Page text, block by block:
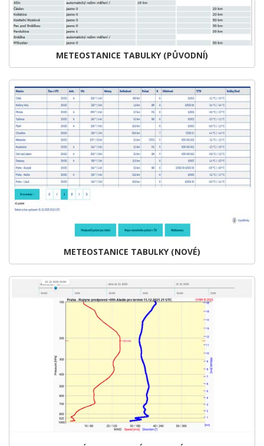
METEOSTANICE TABULKY (PŮVODNÍ)
METEOSTANICE TABULKY (NOVÉ)